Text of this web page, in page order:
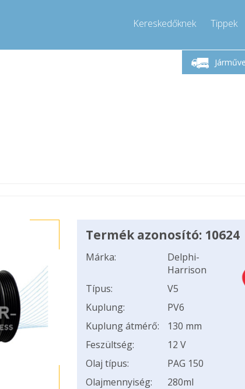
Kereskedőknek Tippek
Hívjon!
Hétfő-Péntek 9-17
info@compressor-express.hu
Termék azonosító: 10624
Márka:
Delphi-
Harrison
Típus:
V5
Kuplung:
PV6
Kuplung átmérő:
130 mm
Feszültség:
12 V
Olaj típus:
PAG 150
Olajmennyiség:
280ml